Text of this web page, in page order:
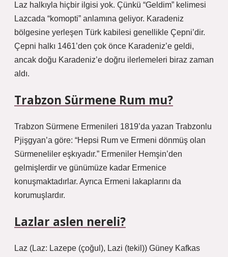
Laz halkıyla hiçbir ilgisi yok. Çünkü “Geldim” kelimesi
Lazcada “komopti” anlamına geliyor. Karadeniz
bölgesine yerleşen Türk kabilesi genellikle Çepni’dir.
Çepni halkı 1461’den çok önce Karadeniz’e geldi,
ancak doğu Karadeniz’e doğru ilerlemeleri biraz zaman
aldı.
Trabzon Sürmene Rum mu?
Trabzon Sürmene Ermenileri 1819’da yazan Trabzonlu
Pjişgyan’a göre: “Hepsi Rum ve Ermeni dönmüş olan
Sürmeneliler eşkıyadır.” Ermeniler Hemşin’den
gelmişlerdir ve günümüze kadar Ermenice
konuşmaktadırlar. Ayrıca Ermeni lakaplarını da
korumuşlardır.
Lazlar aslen nereli?
Laz (Laz: Lazepe (çoğul), Lazi (tekil)) Güney Kafkas